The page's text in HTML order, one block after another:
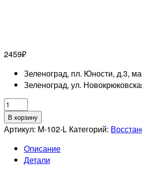
2459₽
Зеленоград, пл. Юности, д.3,
Зеленоград, ул.
Количество
товара
MOCHEQI
Шампунь
для
В корзину
Артикул: M-102-L Категорий:
Описание
Детали